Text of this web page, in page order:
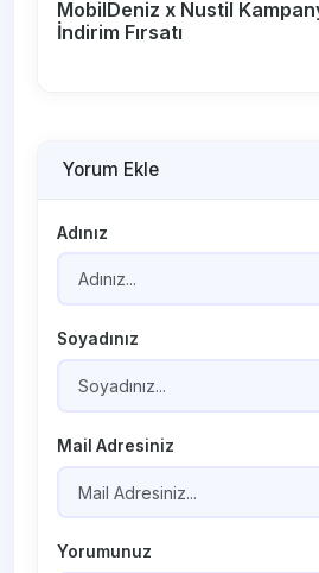
MobilDeniz x Nustil
İndirim Fırsatı
Yorum Ekle
Adınız
Soyadınız
Mail Adresiniz
Yorumunuz